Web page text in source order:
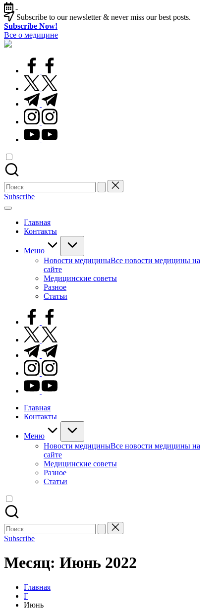
Перейти
к
содержимому
-
Subscribe to our newsletter & never miss our best posts.
Subscribe Now!
Все о медицине
Лечитесь
facebook.com
twitter.com
t.me
instagram.com
youtube.com
Поиск
для:
Subscribe
Главная
Контакты
Меню
Новости медициныВсе новости медицины на
сайте
Медицинские советы
Разное
Статьи
facebook.com
twitter.com
t.me
instagram.com
youtube.com
Главная
Контакты
Меню
Новости медициныВсе новости медицины на
сайте
Медицинские советы
Разное
Статьи
Поиск
для:
Subscribe
Месяц: Июнь 2022
Главная
Г
Июнь